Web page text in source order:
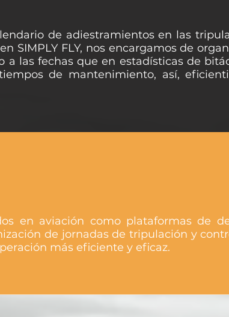
de adiestramientos en las
SIMPLY FLY, nos encargamos de
las fechas que en estadísticas de
de mantenimiento, así,
en aviación como plataformas de
de jornadas de tripulación y
más eficiente y eficaz.